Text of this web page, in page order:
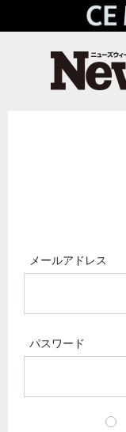
メールアドレス
パスワード